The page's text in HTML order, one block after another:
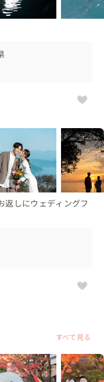
返しにウェディングフ
すべて見る